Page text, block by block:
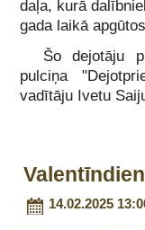
daļa, kurā
gada laikā
Šo dejotāju
pulciņa
vadītāju Ivetu
14.02.2025